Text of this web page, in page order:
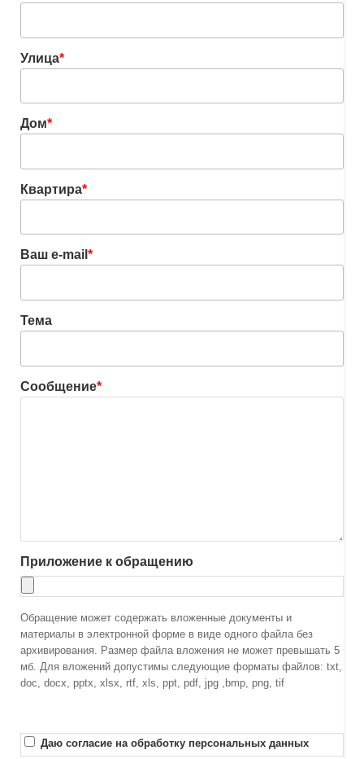
Улица*
Дом*
Квартира*
Ваш e-mail *
Тема
Сообщение*
Приложение к обращению
Обращение может содержать вложенные документы и
материалы в электронной форме в виде одного файла без
архивирования. Размер файла вложения не может превышать 5
мб. Для вложений допустимы следующие форматы файлов: txt,
doc, docx, pptx, xlsx, rtf, xls, ppt, pdf, jpg ,bmp, png, tif
Даю согласие на обработку персональных данных